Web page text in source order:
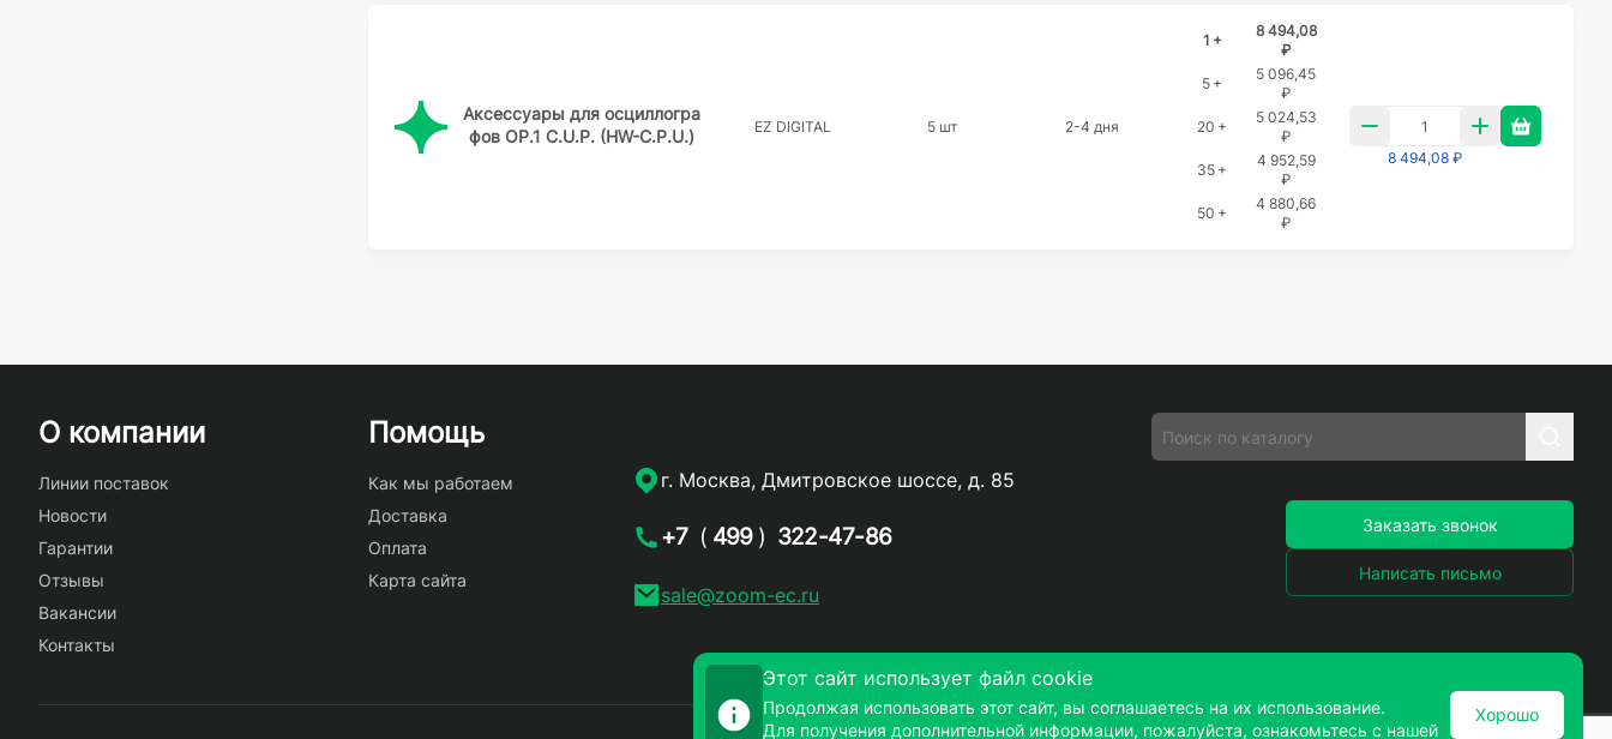
Аксессуары для осциллогра
фов OP.1 C.U.P. (HW-C.P.U.)
EZ DIGITAL 5 шт 2-4 дня
1 +
8 494,08
₽
5 +
5 096,45
₽
20 +
5 024,53
₽
35 +
4 952,59
₽
50 +
4 880,66
₽
8 494,08 ₽
О компании
Линии поставок
Новости
Гарантии
Отзывы
Вакансии
Контакты
Помощь
Как мы работаем
Доставка
Оплата
Карта сайта
г. Москва, Дмитровское шоссе, д. 85
+7 ( 499 ) 322-47-86
sale@zoom-ec.ru
Заказать звонок
Написать письмо
Этот сайт использует файл cookie
Продолжая использовать этот сайт, вы соглашаетесь на их использование.
Для получения дополнительной информации, пожалуйста, ознакомьтесь с нашей
Хорошо